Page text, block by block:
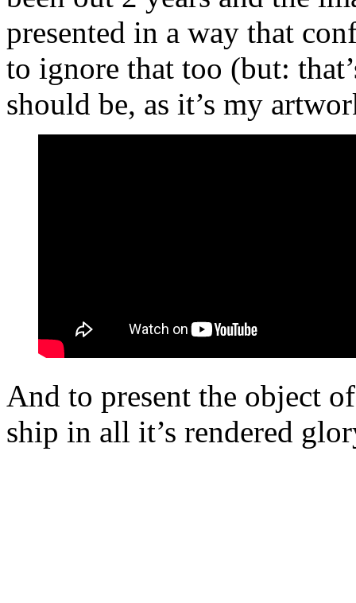
presented in a way that
to ignore that too (but:
should be, as it’s my
And to present the object
ship in all it’s rendered